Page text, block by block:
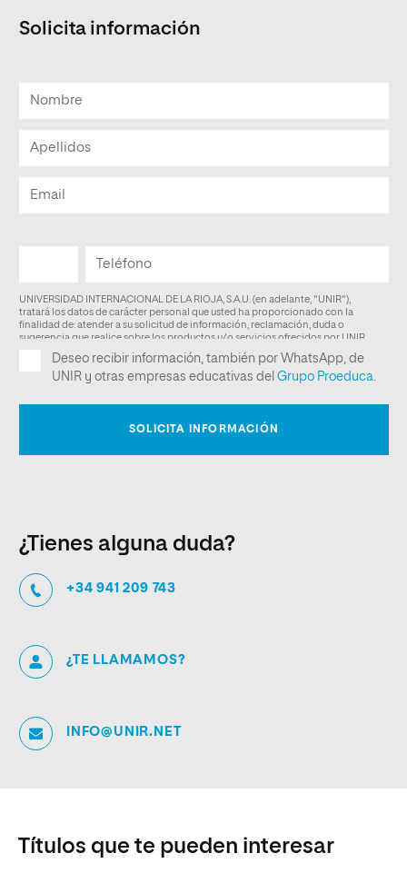
Solicita información
¿Tienes alguna duda?
+34 941 209 743
¿TE LLAMAMOS?
INFO@UNIR.NET
Títulos que te pueden interesar